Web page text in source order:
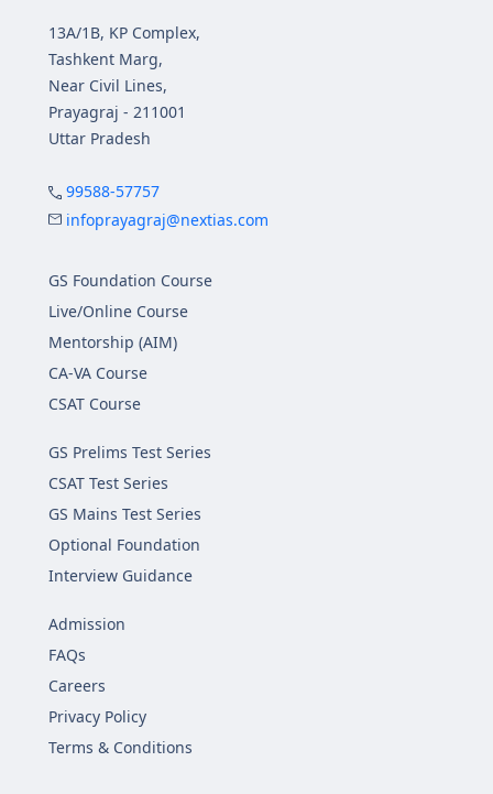
13A/1B, KP Complex,
Tashkent Marg,
Near Civil Lines,
Prayagraj - 211001
Uttar Pradesh
99588-57757
infoprayagraj@nextias.com
GS Foundation Course
Live/Online Course
Mentorship (AIM)
CA-VA Course
CSAT Course
GS Prelims Test Series
CSAT Test Series
GS Mains Test Series
Optional Foundation
Interview Guidance
Admission
FAQs
Careers
Privacy Policy
Terms & Conditions